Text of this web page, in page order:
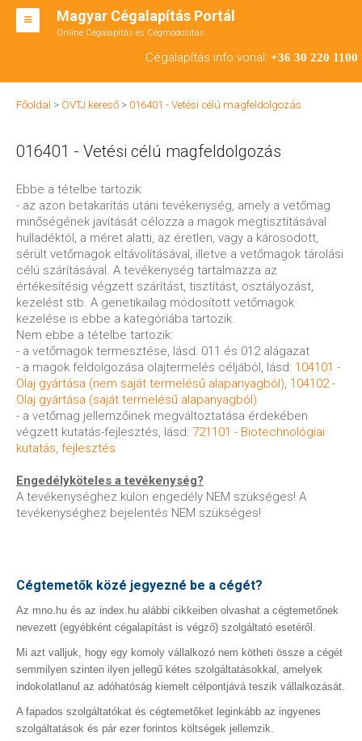
Magyar Cégalapítás Portál
Online Cégalapítás és Cégmódosítás
Cégalapítás info vonal: +36 30 220 1100
BT ALAPÍTÁS
CÉGMÓDOSÍTÁS
ÁTALAKULÁS
TEÁOR SZÁMOK '08
ENGEDÉLYKÖTELES
KAPCSOLAT
IRODÁK
Főoldal > ÖVTJ kereső > 016401 - Vetési célú magfeldolgozás
016401 - Vetési célú magfeldolgozás
Ebbe a tételbe tartozik:
- az azon betakarítás utáni tevékenység, amely a vetőmag
minőségének javítását célozza a magok megtisztításával
hulladéktól, a méret alatti, az éretlen, vagy a károsodott,
sérült vetőmagok eltávolításával, illetve a vetőmagok tárolási
célú szárításával. A tevékenység tartalmazza az
értékesítésig végzett szárítást, tisztítást, osztályozást,
kezelést stb. A genetikailag módosított vetőmagok
kezelése is ebbe a kategóriába tartozik.
Nem ebbe a tételbe tartozik:
- a vetőmagok termesztése, lásd: 011 és 012 alágazat
- a magok feldolgozása olajtermelés céljából, lásd: 104101 -
Olaj gyártása (nem saját termelésű alapanyagból), 104102 -
Olaj gyártása (saját termelésű alapanyagból)
- a vetőmag jellemzőinek megváltoztatása érdekében
végzett kutatás-fejlesztés, lásd: 721101 - Biotechnológiai
kutatás, fejlesztés
Engedélyköteles a tevékenység?
A tevékenységhez külön engedély NEM szükséges! A
tevékenységhez bejelentés NEM szükséges!
Cégtemetők közé jegyezné be a cégét?
Az mno.hu és az index.hu alábbi cikkeiben olvashat a cégtemetőnek
nevezett (egyébként cégalapítást is végző) szolgáltató esetéről.
Mi azt valljuk, hogy egy komoly vállalkozó nem kötheti össze a cégét
semmilyen szinten ilyen jellegű kétes szolgáltatásokkal, amelyek
indokolatlanul az adóhatóság kiemelt célpontjává teszik vállalkozását.
A fapados szolgáltatókat és cégtemetőket leginkább az ingyenes
szolgáltatások és pár ezer forintos költségek jellemzik.